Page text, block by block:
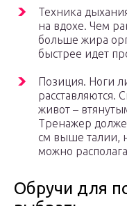
Техника
на вдохе. Чем
больше жира
быстрее идет
Позиция. Ноги
расставляются.
живот –
Тренажер
см выше талии,
можно
Обручи для